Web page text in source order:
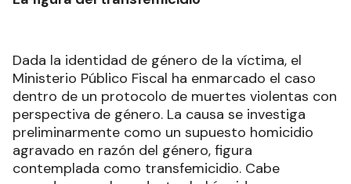
Dada la identidad de género de la víctima, el
Ministerio Público Fiscal ha enmarcado el caso
dentro de un protocolo de muertes violentas con
perspectiva de género. La causa se investiga
preliminarmente como un supuesto homicidio
agravado en razón del género, figura
contemplada como transfemicidio. Cabe